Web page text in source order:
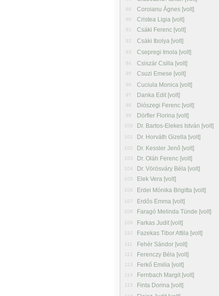
89 Coroianu Ágnes [volt]
90 Cristea Ligia [volt]
91 Csáki Ferenc [volt]
92 Csáki Ibolya [volt]
93 Csepregi Imola [volt]
94 Csiszár Csilla [volt]
95 Csuzi Emese [volt]
96 Cuciula Monica [volt]
97 Danka Edit [volt]
98 Diószegi Ferenc [volt]
99 Dörfler Florina [volt]
100 Dr. Bartos-Elekes István [volt]
101 Dr. Horváth Gizella [volt]
102 Dr. Kessler Jenő [volt]
103 Dr. Oláh Ferenc [volt]
104 Dr. Vörösváry Béla [volt]
105 Elek Vera [volt]
106 Erdei Mónika Brigitta [volt]
107 Erdős Emma [volt]
108 Faragó Melinda Tünde [volt]
109 Farkas Judit [volt]
110 Fazekas Tibor Attila [volt]
111 Fehér Sándor [volt]
112 Ferenczy Béla [volt]
113 Ferkő Emilia [volt]
114 Fernbach Margit [volt]
115 Finta Dorina [volt]